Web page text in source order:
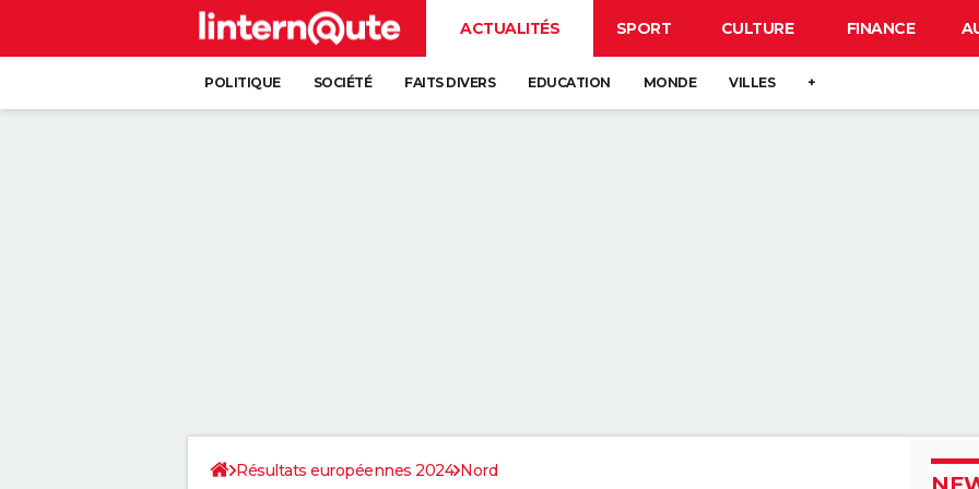
ACTUALITÉS SPORT CULTURE FINANCE
POLITIQUE SOCIÉTÉ FAITS DIVERS EDUCATION MONDE VILLES +
Résultats européennes 2024 Nord